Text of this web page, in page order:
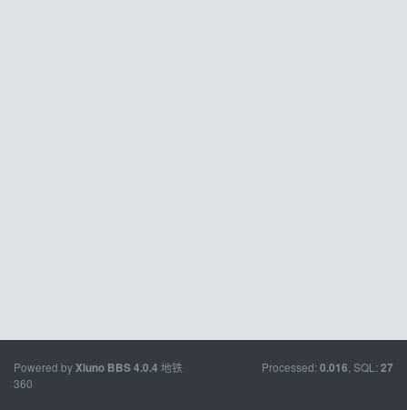
Powered byXiuno BBS4.0.4 地铁
360
Processed: 0.016 , SQL: 27